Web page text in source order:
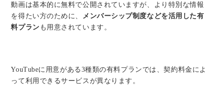
動画は基本的に無料で公開されていますが、より特別な情報
を得たい方のために、
メンバーシップ制度などを活用した有
料プラン も用意されています。
YouTubeに用意がある3種類の有料プランでは、契約料金によ
って利用できるサービスが異なります。